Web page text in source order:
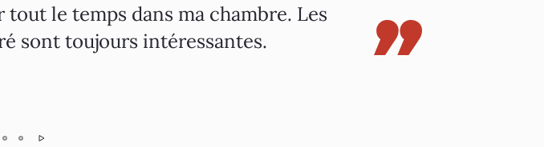
le temps dans ma chambre. Les
sont toujours intéressantes.